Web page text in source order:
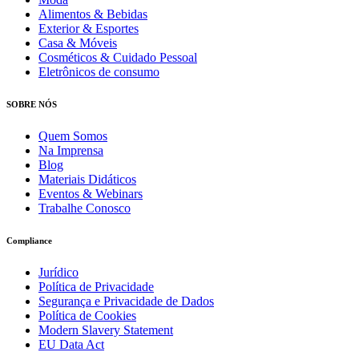
Alimentos & Bebidas
Exterior & Esportes
Casa & Móveis
Cosméticos & Cuidado Pessoal
Eletrônicos de consumo
SOBRE NÓS
Quem Somos
Na Imprensa
Blog
Materiais Didáticos
Eventos & Webinars
Trabalhe Conosco
Compliance
Jurídico
Política de Privacidade
Segurança e Privacidade de Dados
Política de Cookies
Modern Slavery Statement
EU Data Act